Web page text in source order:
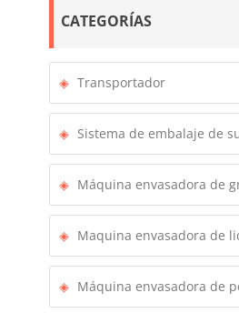
CATEGORÍAS
Transportador
Sistema de embalaje de
Máquina envasadora de
Maquina envasadora de
Máquina envasadora de